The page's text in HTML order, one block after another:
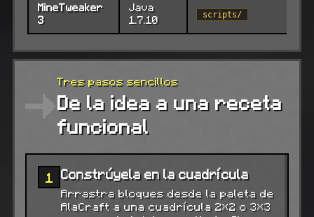
MineTweaker
3
Java
1.7.10
scripts/
Tres pasos sencillos
De la idea a una receta
funcional
1 Constrúyela en la cuadrícula
Arrastra bloques desde la paleta de
AlaCraft a una cuadrícula 2×2 o 3×3